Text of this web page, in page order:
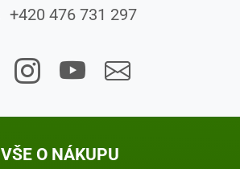
+420 476 731 297
VŠE O NÁKUPU